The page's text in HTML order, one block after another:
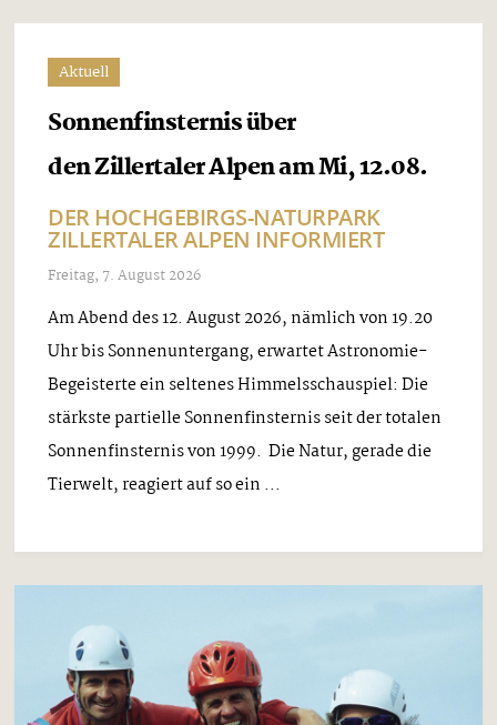
Aktuell
Sonnenfinsternis über
den Zillertaler Alpen am Mi, 12.08.
DER HOCHGEBIRGS-NATURPARK
ZILLERTALER ALPEN INFORMIERT
Freitag, 7. August 2026
Am Abend des 12. August 2026, nämlich von 19.20
Uhr bis Sonnenuntergang, erwartet Astronomie-
Begeisterte ein seltenes Himmelsschauspiel: Die
stärkste partielle Sonnenfinsternis seit der totalen
Sonnenfinsternis von 1999. Die Natur, gerade die
Tierwelt, reagiert auf so ein ...